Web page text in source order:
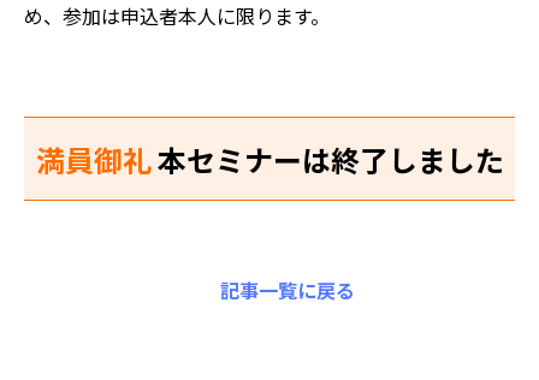
め、参加は申込者本人に限ります。
満員御礼本セミナーは終了しました
記事一覧に戻る